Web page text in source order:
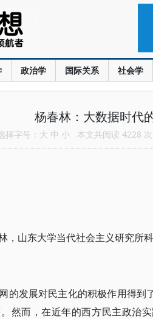
政治学 国际关系 社会学
杨春林：大数据时代
择字号： 大 中 小 本文共阅读 4228
，山东大学当代社会主义研究所
的发展对民主化的积极作用得
然而，在近年的西方民主政治